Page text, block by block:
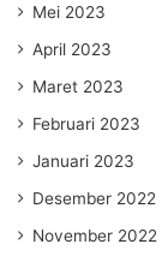
Mei 2023
April 2023
Maret 2023
Februari 2023
Januari 2023
Desember 2022
November 2022